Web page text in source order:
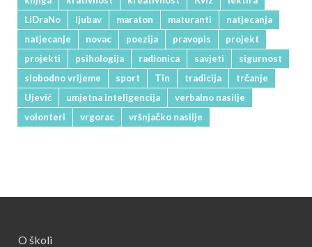
LiDraNo
ljubav maraton maturanti
natjecanja
natjecanje
novac poezija pravopis
projekt
projekti
psihologija radionica savjeti
sigurnost
slobodno vrijeme
sport Tin tradicija
trčanje
Ujević
umjetna inteligencija
verbalno nasilje
volonteri
vrgorac vršnjačko nasilje
O školi